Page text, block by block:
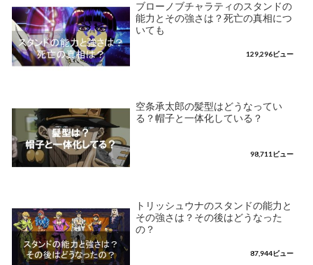
ブローノブチャラティのスタンドの
能力とその強さは？死亡の真相につ
いても
129,296ビュー
空条承太郎の髪型はどうなってい
る？帽子と一体化している？
98,711ビュー
トリッシュウナのスタンドの能力と
その強さは？その後はどうなった
の？
87,944ビュー